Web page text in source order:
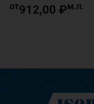
от912,00 ₽м.п.